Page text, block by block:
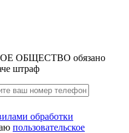
ОБЩЕСТВО обязано
штраф
обработки
пользовательское